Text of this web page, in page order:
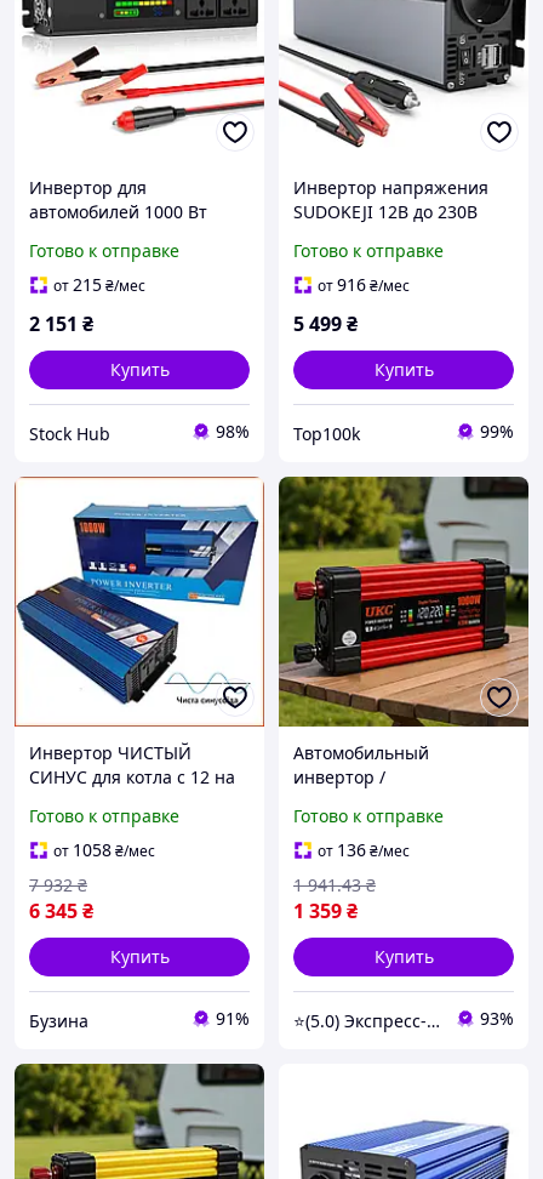
Инвертор для
автомобилей 1000 Вт
Преобразователь
напряжения для
USB
Готово к отправке
от215₴/мес
2 151 ₴
Купить
Stock Hub 98%
Инвертор напряжения
SUDOKEJI 12В до 230В
синусоида с USB
Готово к отправке
от916₴/мес
5 499₴
Купить
Top100k 99%
Инвертор ЧИСТЫЙ
СИНУС для котла с 12 на
Вт c розеткой
преобразователь энергии
newyork
Готово к отправке
от 1058₴/мес
6 345₴
7 932 ₴
Купить
Бузина 91%
Автомобильный
инвертор /
2хUSB, LCD, Красный /
Преобразователь
напряжения с 12-220V
Готово к отправке
от 136₴/мес
1 359₴
1 941.43 ₴
Купить
⭐(5.0) Экспресс-опт 93%